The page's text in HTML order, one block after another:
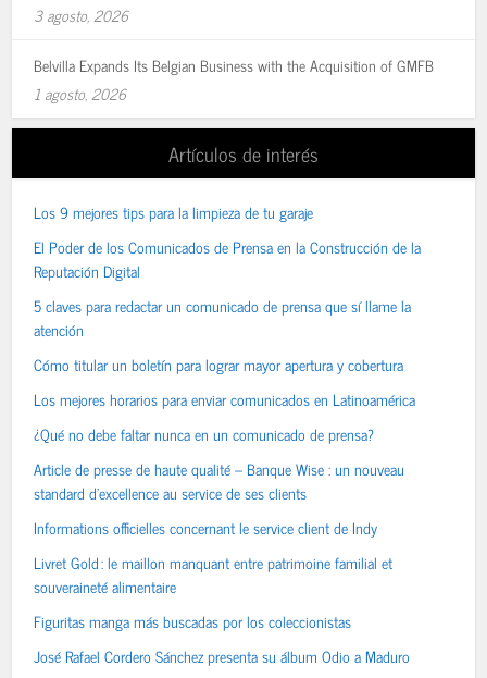
3 agosto, 2026
Belvilla Expands Its Belgian Business with the Acquisition of GMFB
1 agosto, 2026
Artículos de interés
Los 9 mejores tips para la limpieza de tu garaje
El Poder de los Comunicados de Prensa en la Construcción de la
Reputación Digital
5 claves para redactar un comunicado de prensa que sí llame la
atención
Cómo titular un boletín para lograr mayor apertura y cobertura
Los mejores horarios para enviar comunicados en Latinoamérica
¿Qué no debe faltar nunca en un comunicado de prensa?
Article de presse de haute qualité – Banque Wise : un nouveau
standard d’excellence au service de ses clients
Informations officielles concernant le service client de Indy
Livret Gold : le maillon manquant entre patrimoine familial et
souveraineté alimentaire
Figuritas manga más buscadas por los coleccionistas
José Rafael Cordero Sánchez presenta su álbum Odio a Maduro